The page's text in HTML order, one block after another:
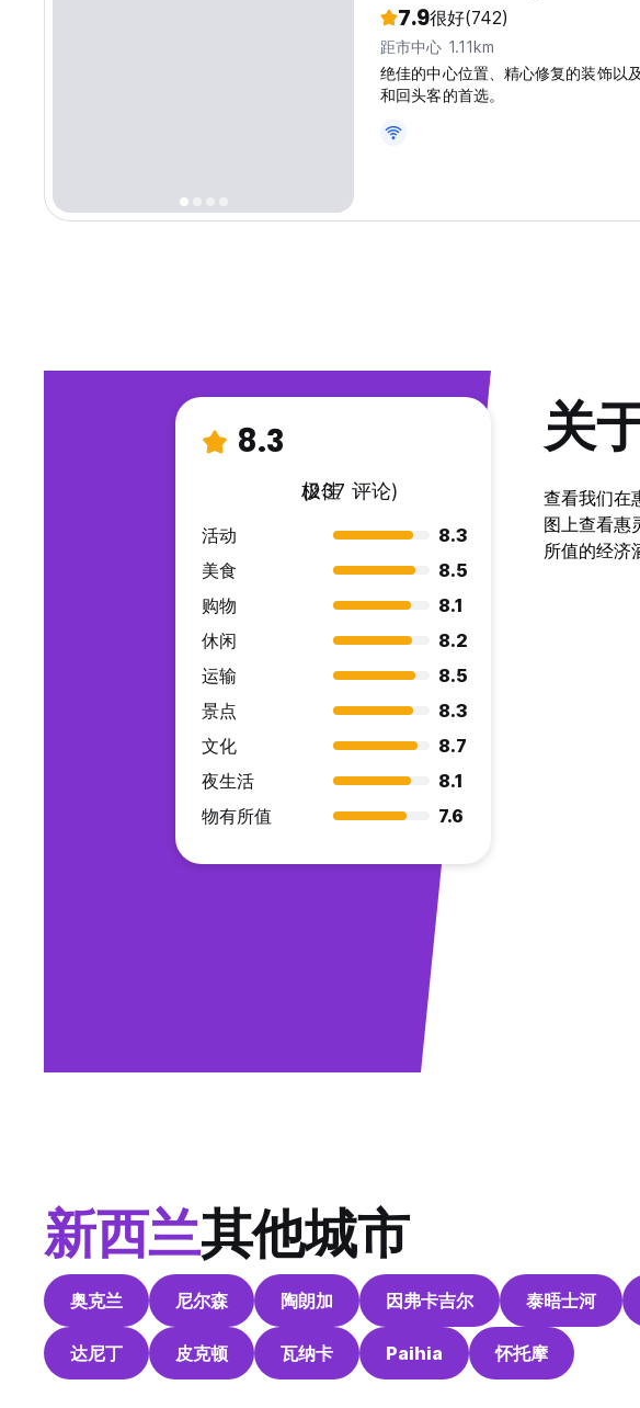
7.9很好(742)
距市中心 1.11km
绝佳的中心位置、精心修复的装饰以
和回头客的首选。
8.3
极佳
(237 评论)
活动
8.3
美食
8.5
购物
8.1
休闲
8.2
运输
8.5
景点
8.3
文化
8.7
夜生活
8.1
物有所值
7.6
关
查看我们在
图上查看惠
所值的经济
新西兰其他城市
奥克兰 尼尔森 陶朗加 因弗卡吉尔 泰晤士河
达尼丁 皮克顿 瓦纳卡 Paihia 怀托摩